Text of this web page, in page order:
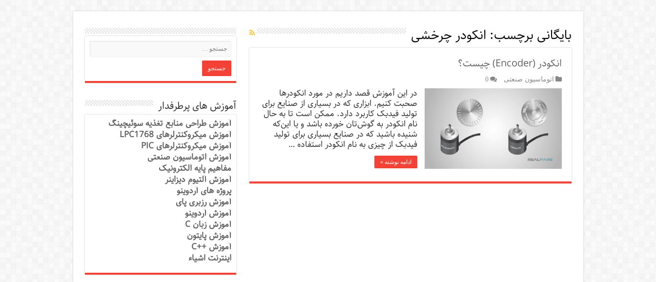
بایگانی برچسب: انکودر چرخشی
انکودر (Encoder) چیست؟
اتوماسیون صنعتی 0
در این آموزش قصد داریم در مورد انکودرها
صحبت کنیم. ابزاری که در بسیاری از صنایع برای
تولید فیدبک کاربرد دارد. ممکن است تا به حال
نام انکودر به گوش‌تان خورده باشد و یا این‌که
شنیده باشید که در صنایع بسیاری برای تولید
فیدبک از چیزی به نام انکودر استفاده …
ادامه نوشته »
آموزش های پرطرفدار
آموزش طراحی منابع تغذیه سوئیچینگ
آموزش میکروکنترلرهای LPC1768
آموزش میکروکنترلرهای PIC
آموزش اتوماسیون صنعتی
مفاهیم پایه الکترونیک
آموزش آلتیوم دیزاینر
پروژه های آردوینو
آموزش رزبری پای
آموزش آردوینو
آموزش زبان C
آموزش پایتون
آموزش ++C
اینترنت اشیاء